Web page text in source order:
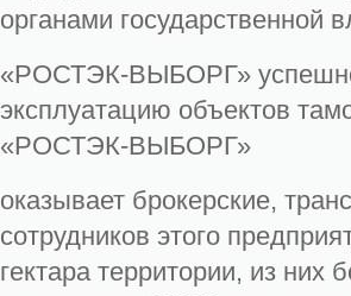
органами государственной
«РОСТЭК-ВЫБОРГ» успешно
эксплуатацию объектов
«РОСТЭК-ВЫБОРГ»
оказывает брокерские,
сотрудников этого
гектара территории, из них